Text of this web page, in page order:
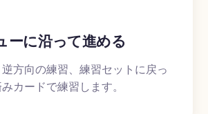
ーに沿って進める
方向の練習、練習セットに戻っ
カードで練習します。